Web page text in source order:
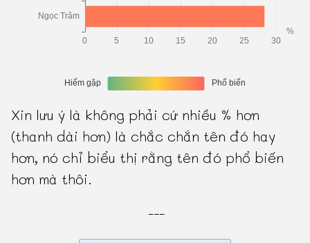
Xin lưu ý là không phải cứ nhiều % hơn
(thanh dài hơn) là chắc chắn tên đó hay
hơn, nó chỉ biểu thị rằng tên đó phổ biến
hơn mà thôi.
---